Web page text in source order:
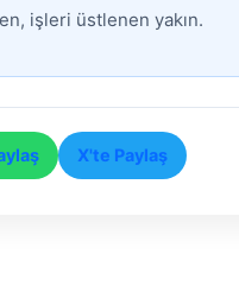
işleri üstlenen yakın.
X'te Paylaş